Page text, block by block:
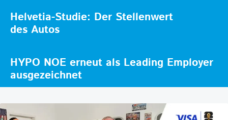
Helvetia-Studie: Der Stellenwert
des Autos
HYPO NOE erneut als Leading Employer
ausgezeichnet